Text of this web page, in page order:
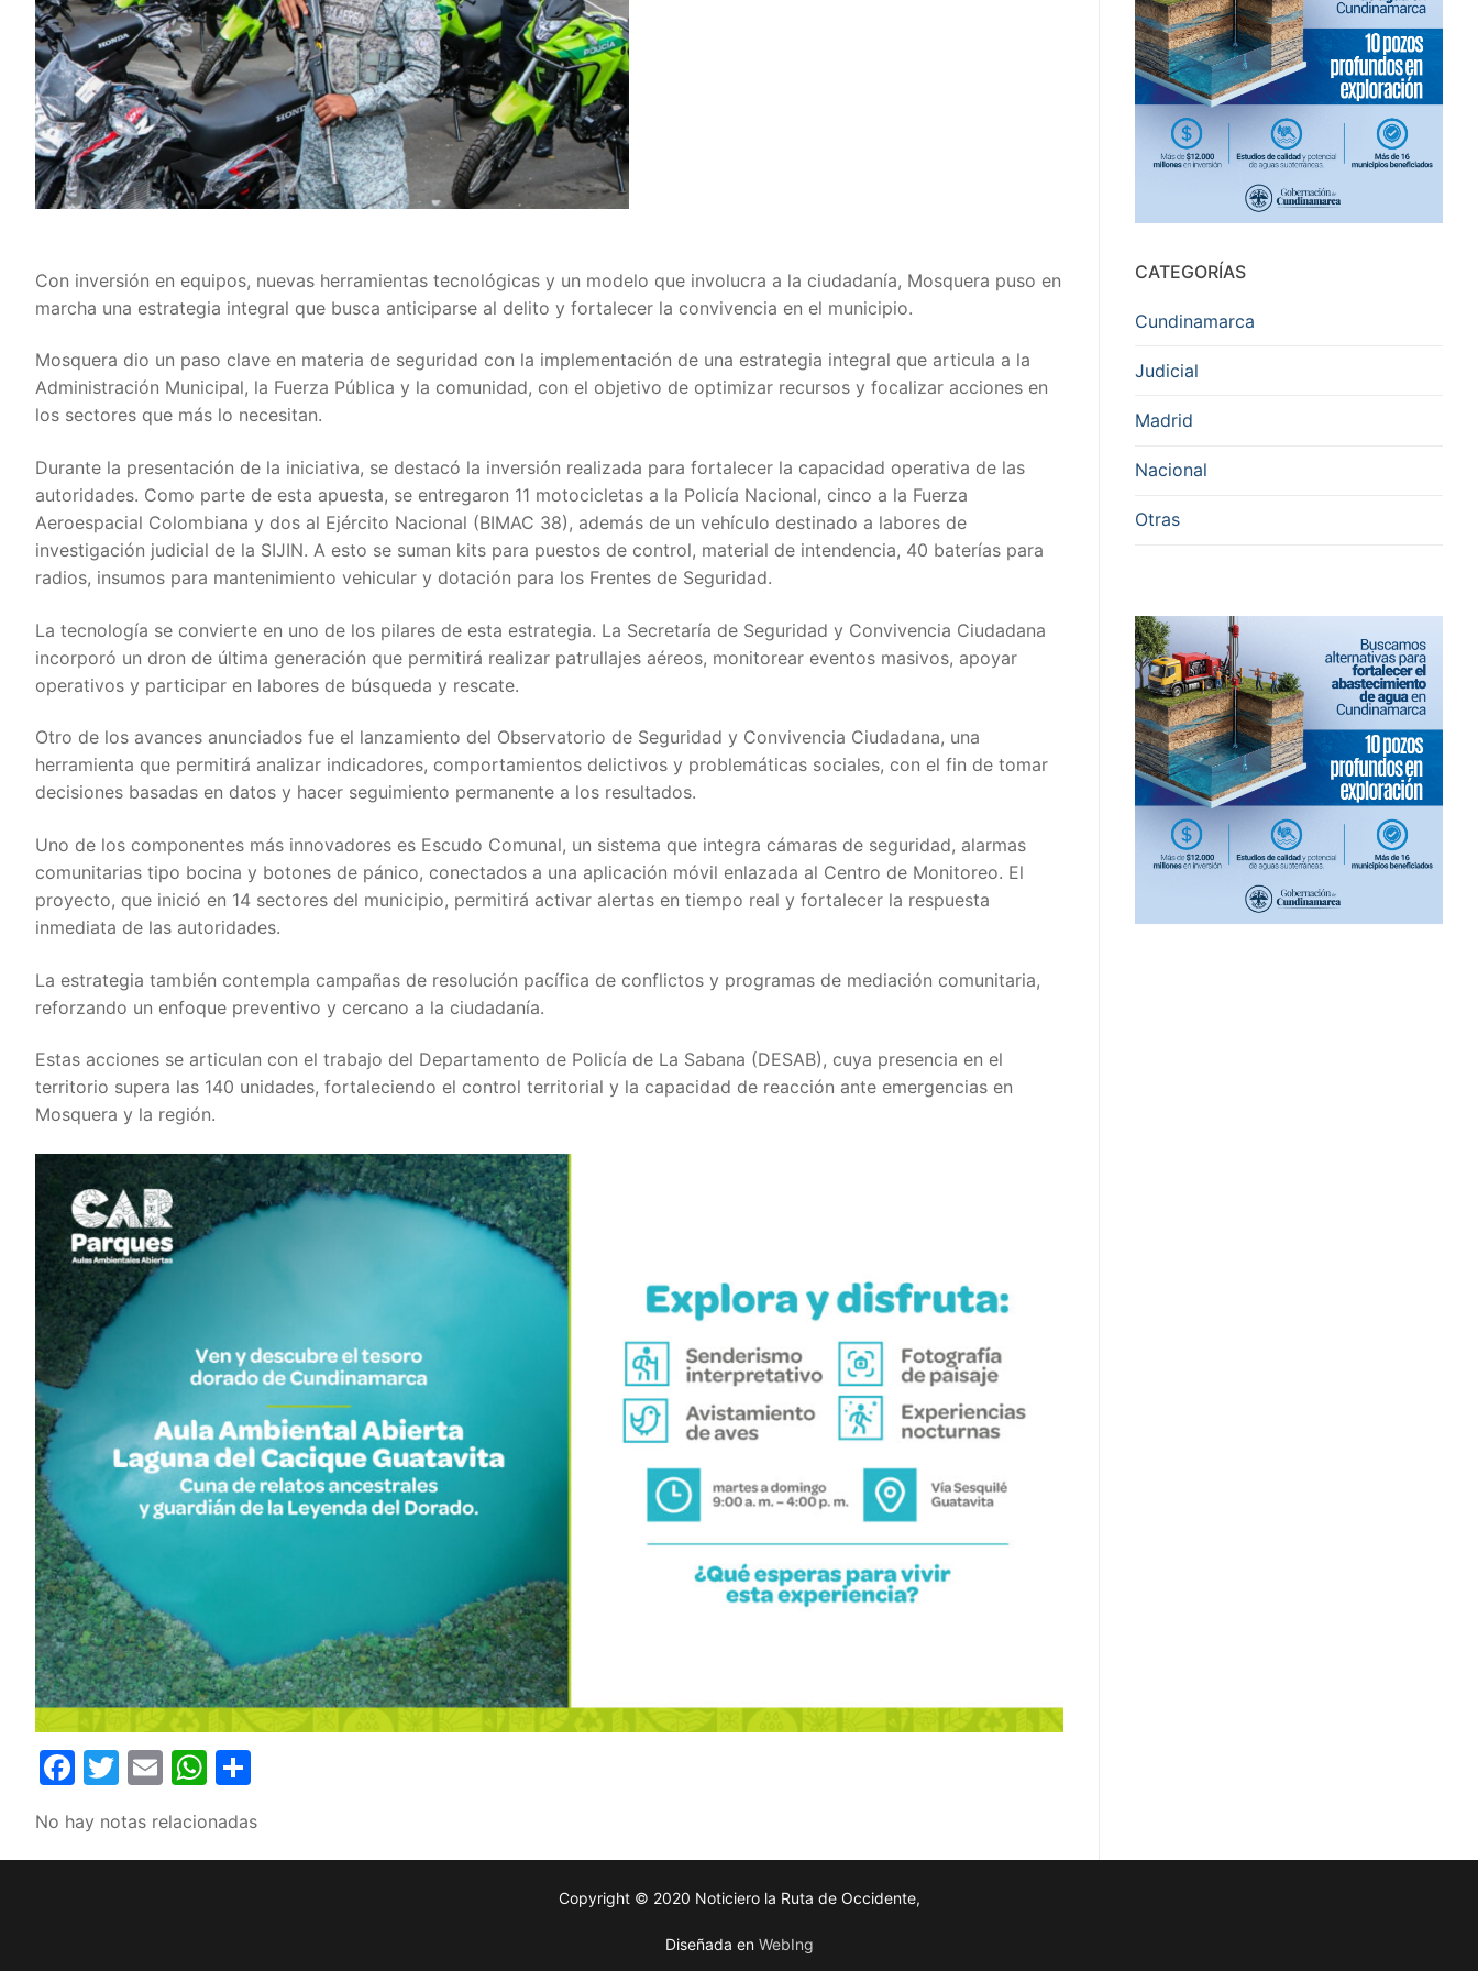
Con inversión en equipos, nuevas herramientas tecnológicas y un modelo que involucra a la ciudadanía, Mosquera puso en
marcha una estrategia integral que busca anticiparse al delito y fortalecer la convivencia en el municipio.
Mosquera dio un paso clave en materia de seguridad con la implementación de una estrategia integral que articula a la
Administración Municipal, la Fuerza Pública y la comunidad, con el objetivo de optimizar recursos y focalizar acciones en
los sectores que más lo necesitan.
Durante la presentación de la iniciativa, se destacó la inversión realizada para fortalecer la capacidad operativa de las
autoridades. Como parte de esta apuesta, se entregaron 11 motocicletas a la Policía Nacional, cinco a la Fuerza
Aeroespacial Colombiana y dos al Ejército Nacional (BIMAC 38), además de un vehículo destinado a labores de
investigación judicial de la SIJIN. A esto se suman kits para puestos de control, material de intendencia, 40 baterías para
radios, insumos para mantenimiento vehicular y dotación para los Frentes de Seguridad.
La tecnología se convierte en uno de los pilares de esta estrategia. La Secretaría de Seguridad y Convivencia Ciudadana
incorporó un dron de última generación que permitirá realizar patrullajes aéreos, monitorear eventos masivos, apoyar
operativos y participar en labores de búsqueda y rescate.
Otro de los avances anunciados fue el lanzamiento del Observatorio de Seguridad y Convivencia Ciudadana, una
herramienta que permitirá analizar indicadores, comportamientos delictivos y problemáticas sociales, con el fin de tomar
decisiones basadas en datos y hacer seguimiento permanente a los resultados.
Uno de los componentes más innovadores es Escudo Comunal, un sistema que integra cámaras de seguridad, alarmas
comunitarias tipo bocina y botones de pánico, conectados a una aplicación móvil enlazada al Centro de Monitoreo. El
proyecto, que inició en 14 sectores del municipio, permitirá activar alertas en tiempo real y fortalecer la respuesta
inmediata de las autoridades.
La estrategia también contempla campañas de resolución pacífica de conflictos y programas de mediación comunitaria,
reforzando un enfoque preventivo y cercano a la ciudadanía.
Estas acciones se articulan con el trabajo del Departamento de Policía de La Sabana (DESAB), cuya presencia en el
territorio supera las 140 unidades, fortaleciendo el control territorial y la capacidad de reacción ante emergencias en
Mosquera y la región.
Facebook
Twitter
EmailWhatsApp
No hay notas relacionadas
CATEGORÍAS
Cundinamarca
Judicial
Madrid
Nacional
Otras
Copyright © 2020 Noticiero la Ruta de Occidente,
Diseñada en WebIng